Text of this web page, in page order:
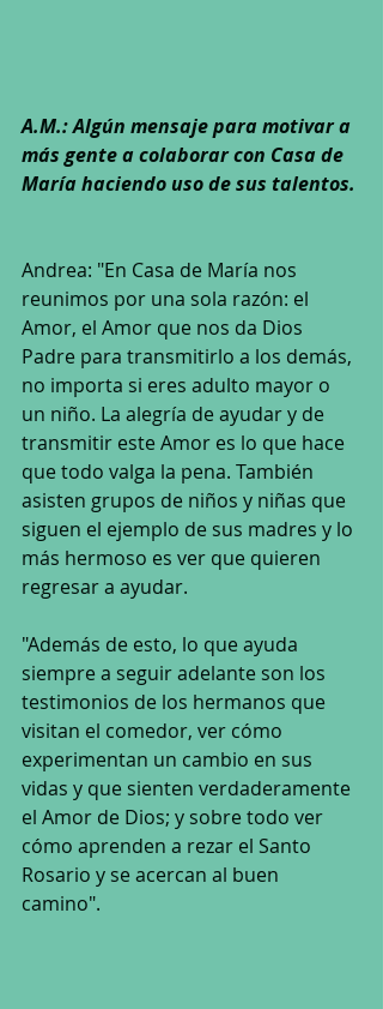
A.M.: Algún mensaje para motivar a
más gente a colaborar con Casa de
María haciendo uso de sus talentos.
Andrea: "En Casa de María nos
reunimos por una sola razón: el
Amor, el Amor que nos da Dios
Padre para transmitirlo a los demás,
no importa si eres adulto mayor o
un niño. La alegría de ayudar y de
transmitir este Amor es lo que hace
que todo valga la pena. También
asisten grupos de niños y niñas que
siguen el ejemplo de sus madres y lo
más hermoso es ver que quieren
regresar a ayudar.
"Además de esto, lo que ayuda
siempre a seguir adelante son los
testimonios de los hermanos que
visitan el comedor, ver cómo
experimentan un cambio en sus
vidas y que sienten verdaderamente
el Amor de Dios; y sobre todo ver
cómo aprenden a rezar el Santo
Rosario y se acercan al buen
camino".